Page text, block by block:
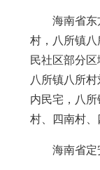
海南省东
村，八所镇
民社区部分
八所镇八所
内民宅，八
村、四南村
海南省定